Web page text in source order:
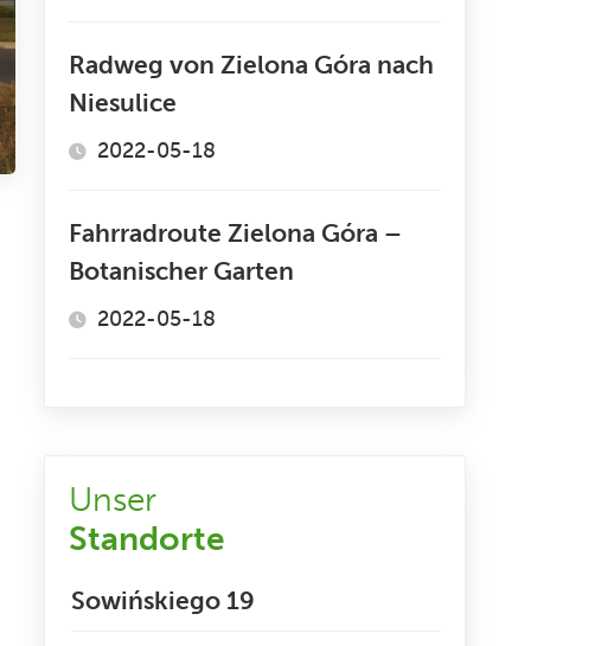
Radweg von Zielona Góra nach
Niesulice
2022-05-18
Fahrradroute Zielona Góra –
Botanischer Garten
2022-05-18
Unser
Standorte
Sowińskiego 19